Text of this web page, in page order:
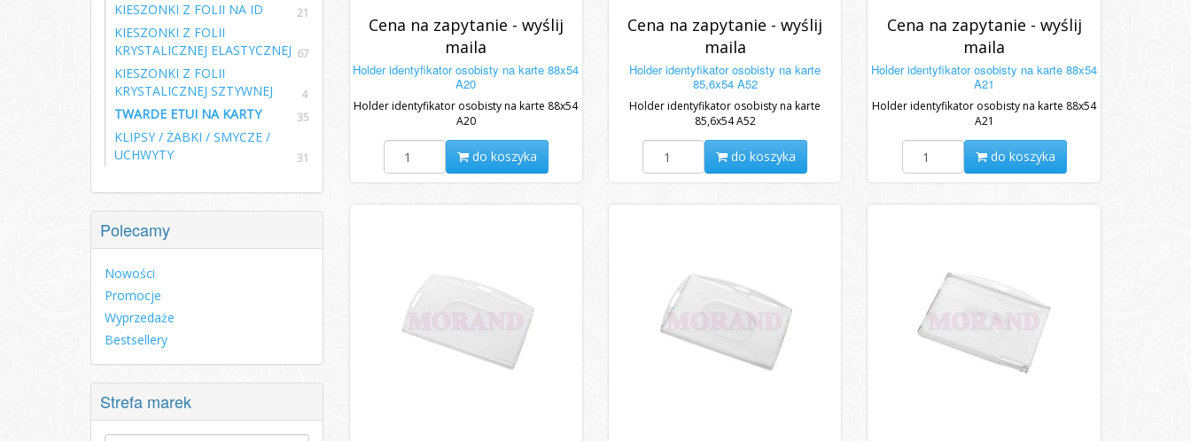
KIESZONKI Z FOLII NA ID 21
KIESZONKI Z FOLII
KRYSTALICZNEJ ELASTYCZNEJ 67
KIESZONKI Z FOLII
KRYSTALICZNEJ SZTYWNEJ
4
TWARDE ETUI NA KARTY 35
KLIPSY / ŻABKI / SMYCZE /
UCHWYTY
31
Polecamy
Nowości
Promocje
Wyprzedaże
Bestsellery
Strefa marek
Cena na zapytanie - wyślij
maila
Holder identyfikator osobisty na karte 88x54
A20
Holder identyfikator osobisty na karte 88x54
A20
do koszyka
Cena na zapytanie - wyślij
maila
Holder identyfikator osobisty na karte
85,6x54 A52
Holder identyfikator osobisty na karte
85,6x54 A52
do koszyka
Cena na zapytanie - wyślij
maila
Holder identyfikator osobisty na karte 88x54
A21
Holder identyfikator osobisty na karte 88x54
A21
do koszyka